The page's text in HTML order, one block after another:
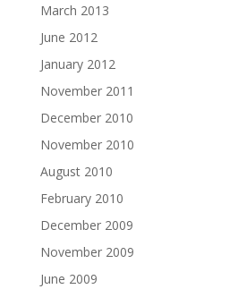
March 2013
June 2012
January 2012
November 2011
December 2010
November 2010
August 2010
February 2010
December 2009
November 2009
June 2009